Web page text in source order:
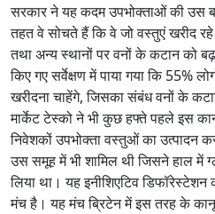
सरकार ने यह कदम उपभोक्ताओं की उस
तहत वे सोचते हैं कि वे जो वस्तुएं खरीद
तथा अन्य स्थानों पर वनों के कटान को
किए गए सर्वेक्षण में पाया गया कि 55%
खरीदना चाहेंगे, जिसका संबंध वनों के
मार्केट टेस्को ने भी कुछ हफ्ते पहले इस
निवेशकों उपभोक्ता वस्तुओं का उत्पादन
उस समूह में भी शामिल थी जिसने हाल में
लिया था। यह इनीशिएटिव
मंच है। यह मंच ब्रिटेन में इस तरह के